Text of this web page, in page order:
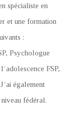
spécialiste en
et une formation
:
Psychologue
FSP,
également
fédéral.